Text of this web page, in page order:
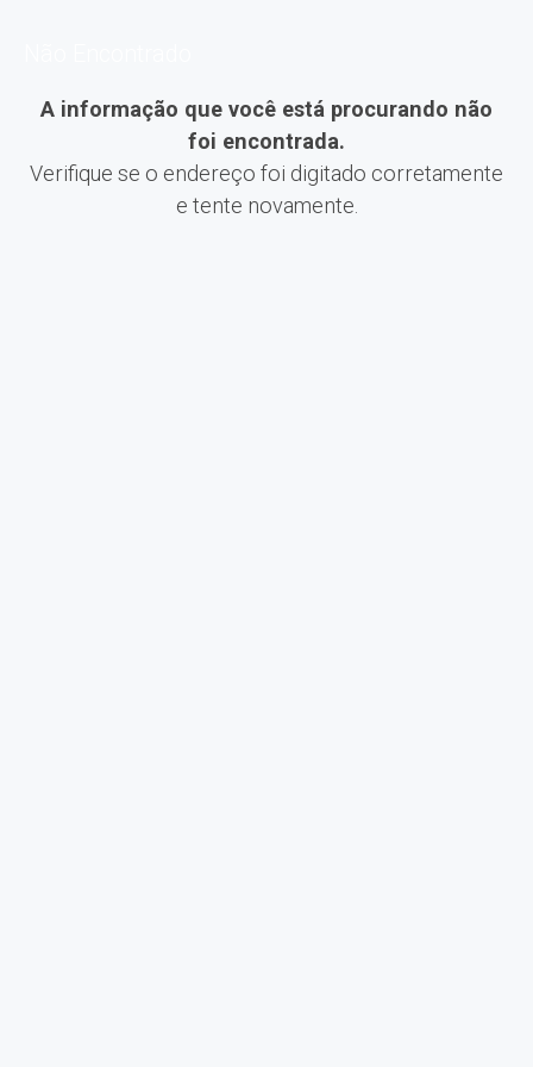
A informação que você está procurando não
foi encontrada.
Verifique se o endereço foi digitado corretamente
e tente novamente.